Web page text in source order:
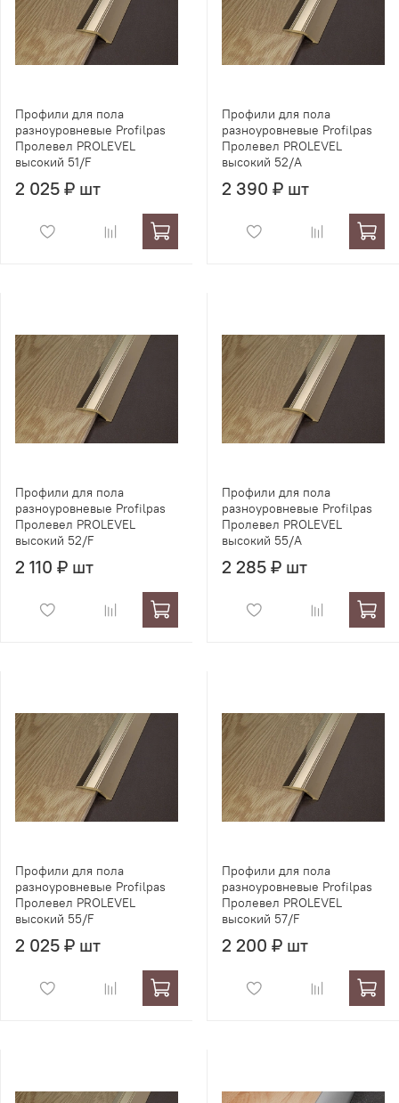
Профили для пола
разноуровневые Profilpas
Пролевел PROLEVEL
высокий 51/F
2 025 ₽ шт
Профили для пола
разноуровневые Profilpas
Пролевел PROLEVEL
высокий 52/A
2 390 ₽ шт
Профили для пола
разноуровневые Profilpas
Пролевел PROLEVEL
высокий 52/F
2 110 ₽ шт
Профили для пола
разноуровневые Profilpas
Пролевел PROLEVEL
высокий 55/A
2 285 ₽ шт
Профили для пола
разноуровневые Profilpas
Пролевел PROLEVEL
высокий 55/F
2 025 ₽ шт
Профили для пола
разноуровневые Profilpas
Пролевел PROLEVEL
высокий 57/F
2 200 ₽ шт